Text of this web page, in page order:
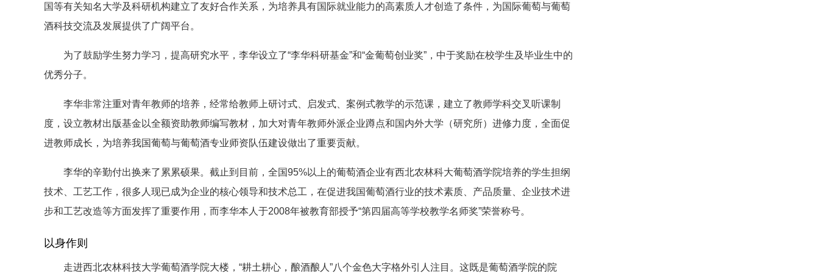
国等有关知名大学及科研机构建立了友好合作关系，为培养具有国际就业能力的高素质人才创造了条件，为国际葡萄与葡萄
酒科技交流及发展提供了广阔平台。
为了鼓励学生努力学习，提高研究水平，李华设立了“李华科研基金”和“金葡萄创业奖”，中于奖励在校学生及毕业生中的
优秀分子。
李华非常注重对青年教师的培养，经常给教师上研讨式、启发式、案例式教学的示范课，建立了教师学科交叉听课制
度，设立教材出版基金以全额资助教师编写教材，加大对青年教师外派企业蹲点和国内外大学（研究所）进修力度，全面促
进教师成长，为培养我国葡萄与葡萄酒专业师资队伍建设做出了重要贡献。
李华的辛勤付出换来了累累硕果。截止到目前，全国95%以上的葡萄酒企业有西北农林科大葡萄酒学院培养的学生担纲
技术、工艺工作，很多人现已成为企业的核心领导和技术总工，在促进我国葡萄酒行业的技术素质、产品质量、企业技术进
步和工艺改造等方面发挥了重要作用，而李华本人于2008年被教育部授予“第四届高等学校教学名师奖”荣誉称号。
以身作则
走进西北农林科技大学葡萄酒学院大楼，“耕土耕心，酿酒酿人”八个金色大字格外引人注目。这既是葡萄酒学院的院